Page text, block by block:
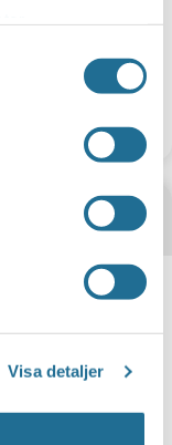
Visa detaljer